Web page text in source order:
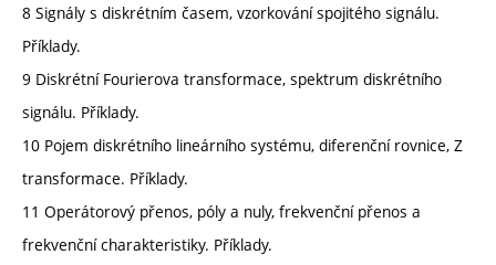
8 Signály s diskrétním časem, vzorkování spojitého signálu.
Příklady.
9 Diskrétní Fourierova transformace, spektrum diskrétního
signálu. Příklady.
10 Pojem diskrétního lineárního systému, diferenční rovnice, Z
transformace. Příklady.
11 Operátorový přenos, póly a nuly, frekvenční přenos a
frekvenční charakteristiky. Příklady.